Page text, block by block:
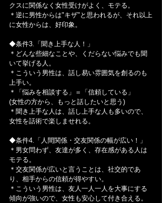
クスに関係なく女性受けがよく、モテる。
＊逆に男性からは"キザ"と思われるが、それ以上
に女性からは、好印象。
◆条件3.「聞き上手な人！」
＊どんな些細なことや、くだらない悩みでも聞
いて挙げる人。
＊こういう男性は、話し易い雰囲気を創るのも
上手い。
＊「悩みを相談する」＝「信頼している」
(女性の方から、もっと話したいと思う)
＊聞き上手な人は、話し上手な人も多いので、
女性を話術で楽しませれる。
◆条件4.「人間関係・交友関係の幅が広い！」
＊男女問わず、友達が多く、存在感がある人は
モテる。
＊交友関係が広いと言うことは、社交的であ
り、相手からの信頼が得やすい。
＊こういう男性は、友人一人一人を大事にする
傾向が強いので、女性も安心して付き合える。